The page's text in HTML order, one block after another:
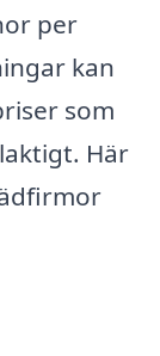
per
kan
som
Här